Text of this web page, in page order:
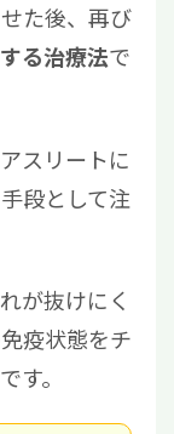
た後、再び
る治療法で
スリートに
段として注
が抜けにく
疫状態をチ
す。